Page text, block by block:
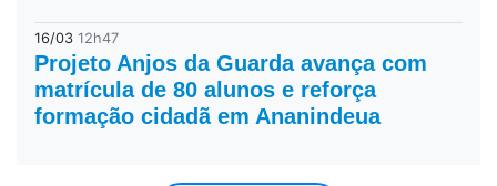
16/03 12h47
Projeto Anjos da Guarda avança com
matrícula de 80 alunos e reforça
formação cidadã em Ananindeua